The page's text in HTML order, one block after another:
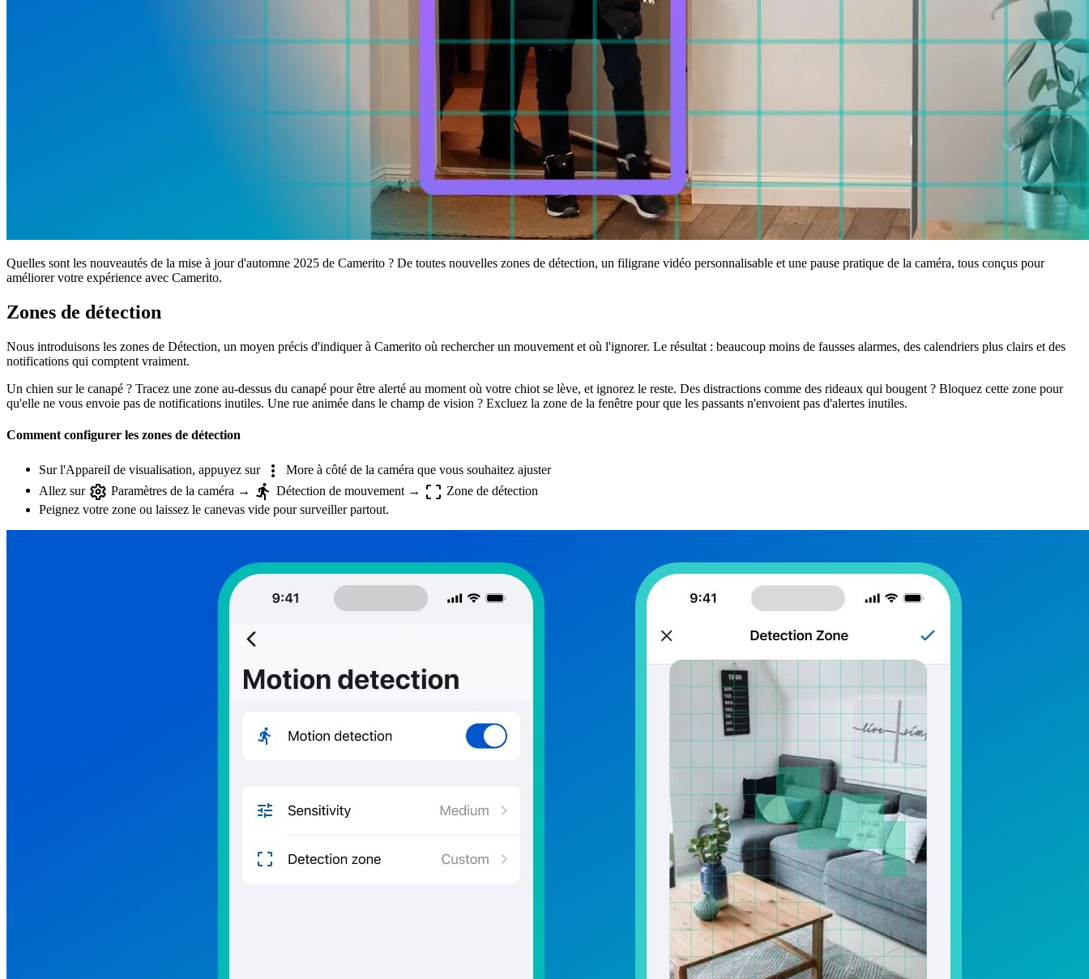
Quelles sont les nouveautés de la mise à jour d'automne 2025 de Camerito ? De toutes nouvelles zones de détection, un filigrane vidéo personnalisable et une pause pratique de la caméra, tous conçus pour
améliorer votre expérience avec Camerito.
Zones de détection
Nous introduisons les zones de Détection, un moyen précis d'indiquer à Camerito où rechercher un mouvement et où l'ignorer. Le résultat : beaucoup moins de fausses alarmes, des calendriers plus clairs et des
notifications qui comptent vraiment.
Un chien sur le canapé ? Tracez une zone au-dessus du canapé pour être alerté au moment où votre chiot se lève, et ignorez le reste. Des distractions comme des rideaux qui bougent ? Bloquez cette zone pour
qu'elle ne vous envoie pas de notifications inutiles. Une rue animée dans le champ de vision ? Excluez la zone de la fenêtre pour que les passants n'envoient pas d'alertes inutiles.
Comment configurer les zones de détection
Sur l'Appareil de visualisation, appuyez sur
More à côté de la caméra que vous souhaitez ajuster
Allez sur
Paramètres de la caméra → Détection de mouvement →
Zone de détection
Peignez votre zone ou laissez le canevas vide pour surveiller partout.